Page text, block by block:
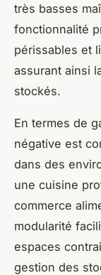
très basses
fonctionnalité
périssables et
assurant ainsi
stockés.
En termes de
négative est
dans des
une cuisine
commerce
modularité
espaces
gestion des